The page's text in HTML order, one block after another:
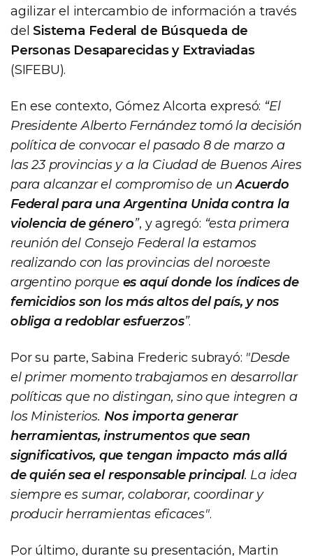
agilizar el intercambio de información a través
delSistema Federal de Búsqueda de
Personas Desaparecidas y Extraviadas
(SIFEBU).
En ese contexto, Gómez Alcorta expresó: “El
Presidente Alberto Fernández tomó la decisión
política de convocar el pasado 8 de marzo a
las 23 provincias y a la Ciudad de Buenos Aires
para alcanzar el compromiso de unAcuerdo
Federal para una Argentina Unida contra la
violencia de género”, y agregó: “esta primera
reunión del Consejo Federal la estamos
realizando con las provincias del noroeste
argentino porque es aquí donde los índices de
femicidios son los más altos del país, y nos
obliga a redoblar esfuerzos”.
Por su parte, Sabina Frederic subrayó: "Desde
el primer momento trabajamos en desarrollar
políticas que no distingan, sino que integren a
los Ministerios. Nos importa generar
herramientas, instrumentos que sean
significativos, que tengan impacto más allá
de quién sea el responsable principal. La idea
siempre es sumar, colaborar, coordinar y
producir herramientas eficaces".
Por último, durante su presentación, Martin